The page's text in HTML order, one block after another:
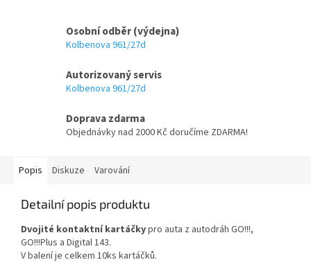
Osobní odběr (výdejna)
Kolbenova 961/27d
Autorizovaný servis
Kolbenova 961/27d
Doprava zdarma
Objednávky nad 2000 Kč doručíme ZDARMA!
Popis Diskuze Varování
Detailní popis produktu
Dvojité kontaktní kartáčkypro auta z autodráh GO!!!,
GO!!!Plus a Digital 143.
V balení je celkem 10ks kartáčků.